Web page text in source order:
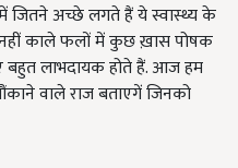
जितने अच्छे लगते हैं ये स्वास्थ्य के
नहीं काले फलों में कुछ ख़ास पोषक
बहुत लाभदायक होते हैं. आज हम
वाले राज बताएगें जिनको